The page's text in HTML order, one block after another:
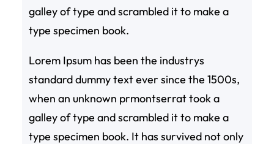
galley of type and scrambled it to make a
type specimen book.
Lorem Ipsum has been the industrys
standard dummy text ever since the 1500s,
when an unknown prmontserrat took a
galley of type and scrambled it to make a
type specimen book. It has survived not only